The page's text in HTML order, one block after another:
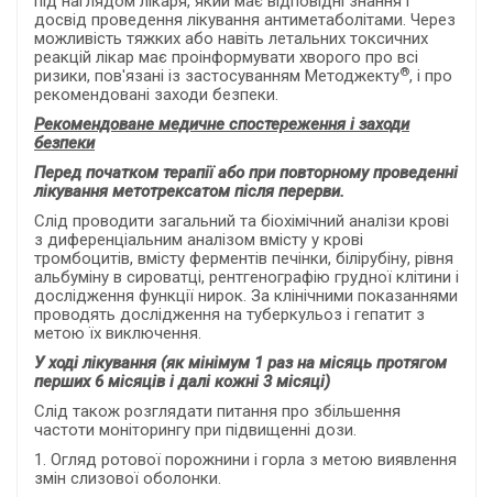
досвід проведення лікування антиметаболітами. Через
можливість тяжких або навіть летальних токсичних
реакцій лікар має проінформувати хворого про всі
ризики, пов'язані із застосуванням Методжекту®, і про
рекомендовані заходи безпеки.
Рекомендоване медичне спостереження і заходи
безпеки
Перед початком терапії або при повторному проведенні
лікування метотрексатом після перерви.
Слід проводити загальний та біохімічний аналізи крові
з диференціальним аналізом вмісту у крові
тромбоцитів, вмісту ферментів печінки, білірубіну, рівня
альбуміну в сироватці, рентгенографію грудної клітини і
дослідження функції нирок. За клінічними показаннями
проводять дослідження на туберкульоз і гепатит з
метою їх виключення.
У ході лікування (як мінімум 1 раз на місяць протягом
перших 6 місяців і далі кожні 3 місяці)
Слід також розглядати питання про збільшення
частоти моніторингу при підвищенні дози.
1. Огляд ротової порожнини і горла з метою виявлення
змін слизової оболонки.